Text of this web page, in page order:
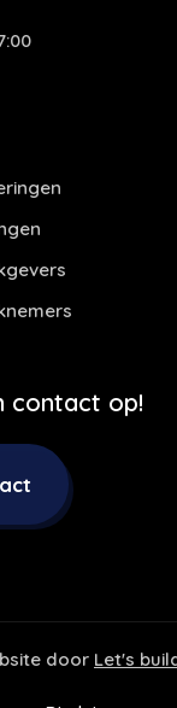
contact op!
door Let's